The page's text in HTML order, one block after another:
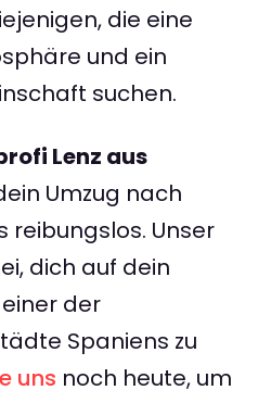
die eine
und ein
suchen.
Lenz aus
Umzug nach
reibungslos. Unser
dich auf dein
der
Spaniens zu
uns noch heute, um